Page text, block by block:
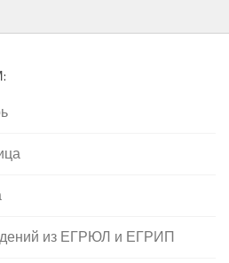
из ЕГРЮЛ и ЕГРИП